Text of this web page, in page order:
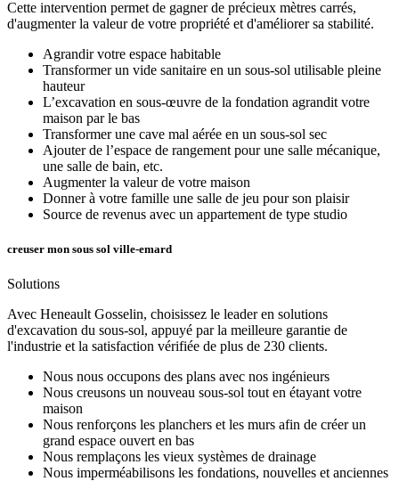
Cette intervention permet de gagner de précieux mètres carrés,
d'augmenter la valeur de votre propriété et d'améliorer sa stabilité.
Agrandir votre espace habitable
Transformer un vide sanitaire en un sous-sol utilisable pleine
hauteur
L’excavation en sous-œuvre de la fondation agrandit votre
maison par le bas
Transformer une cave mal aérée en un sous-sol sec
Ajouter de l’espace de rangement pour une salle mécanique,
une salle de bain, etc.
Augmenter la valeur de votre maison
Donner à votre famille une salle de jeu pour son plaisir
Source de revenus avec un appartement de type studio
creuser mon sous sol ville-emard
Solutions
Avec Heneault Gosselin, choisissez le leader en solutions
d'excavation du sous-sol, appuyé par la meilleure garantie de
l'industrie et la satisfaction vérifiée de plus de 230 clients.
Nous nous occupons des plans avec nos ingénieurs
Nous creusons un nouveau sous-sol tout en étayant votre
maison
Nous renforçons les planchers et les murs afin de créer un
grand espace ouvert en bas
Nous remplaçons les vieux systèmes de drainage
Nous imperméabilisons les fondations, nouvelles et anciennes